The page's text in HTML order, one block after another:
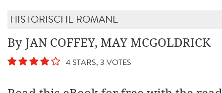
HISTORISCHE ROMANE
By JAN COFFEY, MAY MCGOLDRICK
4 STARS, 3 VOTES